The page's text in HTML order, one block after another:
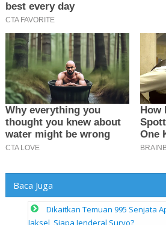
Baca Juga
Dikaitkan Temuan 995 Senjata
Jaksel, Siapa Jenderal Suryo?